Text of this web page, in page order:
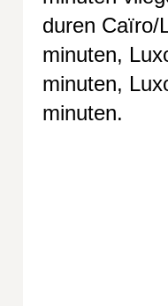
duren Caïro/
minuten,
minuten,
minuten.